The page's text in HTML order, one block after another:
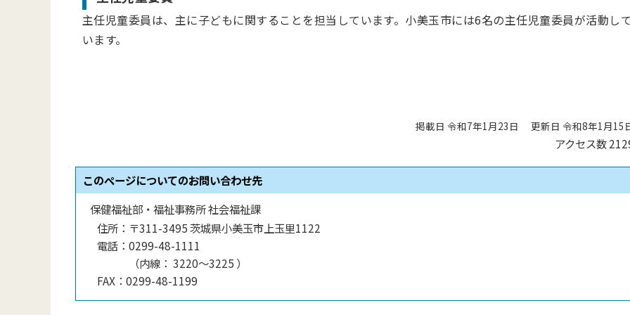
主任児童委員は、主に子どもに関することを担当しています。小美玉市には6名の主任児童委員が活動して
います。
掲載日 令和7年1月23日 更新日 令和8年1月15
アクセス数
このページについてのお問い合わせ先
保健福祉部・福祉事務所 社会福祉課
住所： 〒311-3495 茨城県小美玉市上玉里1122
電話： 0299-48-1111
（内線 ： 3220〜3225 ）
FAX： 0299-48-1199